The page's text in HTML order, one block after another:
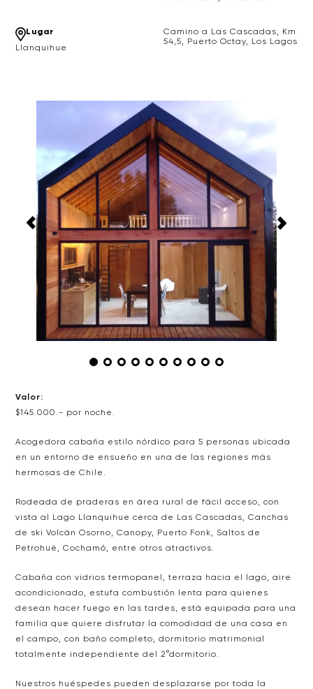
Lugar
Llanquihue
Camino a Las Cascadas, Km
54,5, Puerto Octay, Los Lagos
Valor:
$145.000.- por noche.
Acogedora cabaña estilo nórdico para 5 personas ubicada
en un entorno de ensueño en una de las regiones más
hermosas de Chile.
Rodeada de praderas en área rural de fácil acceso, con
vista al Lago Llanquihue cerca de Las Cascadas, Canchas
de ski Volcán Osorno, Canopy, Puerto Fonk, Saltos de
Petrohué, Cochamó, entre otros atractivos.
Cabaña con vidrios termopanel, terraza hacia el lago, aire
acondicionado, estufa combustión lenta para quienes
desean hacer fuego en las tardes, está equipada para una
familia que quiere disfrutar la comodidad de una casa en
el campo, con baño completo, dormitorio matrimonial
totalmente independiente del 2°dormitorio.
Nuestros huéspedes pueden desplazarse por toda la